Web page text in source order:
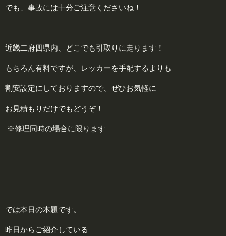
でも、事故には十分ご注意くださいね！
近畿二府四県内、どこでも引取りに走ります！
もちろん有料ですが、レッカーを手配するよりも
割安設定にしておりますので、ぜひお気軽に
お見積もりだけでもどうぞ！
※修理同時の場合に限ります
では本日の本題です。
昨日からご紹介している